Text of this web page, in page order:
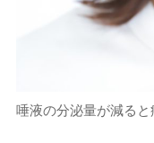
唾液の分泌量が減る